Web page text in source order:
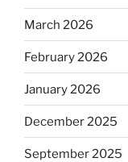
March 2026
February 2026
January 2026
December 2025
September 2025